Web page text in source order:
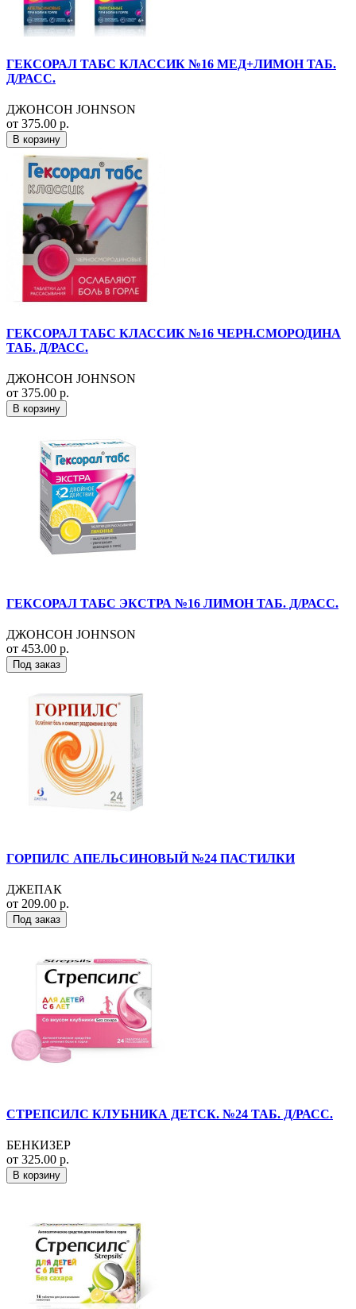
ГЕКСОРАЛ ТАБС КЛАССИК №16 МЕД+ЛИМОН ТАБ.
Д/РАСС.
ДЖОНСОН JOHNSON
от 375.00 р.
В корзину
ГЕКСОРАЛ ТАБС КЛАССИК №16 ЧЕРН.СМОРОДИНА
ТАБ. Д/РАСС.
ДЖОНСОН JOHNSON
от 375.00 р.
В корзину
ГЕКСОРАЛ ТАБС ЭКСТРА №16 ЛИМОН ТАБ. Д/РАСС.
ДЖОНСОН JOHNSON
от 453.00 р.
Под заказ
ГОРПИЛС АПЕЛЬСИНОВЫЙ №24 ПАСТИЛКИ
ДЖЕПАК
от 209.00 р.
Под заказ
СТРЕПСИЛС КЛУБНИКА ДЕТСК. №24 ТАБ. Д/РАСС.
БЕНКИЗЕР
от 325.00 р.
В корзину